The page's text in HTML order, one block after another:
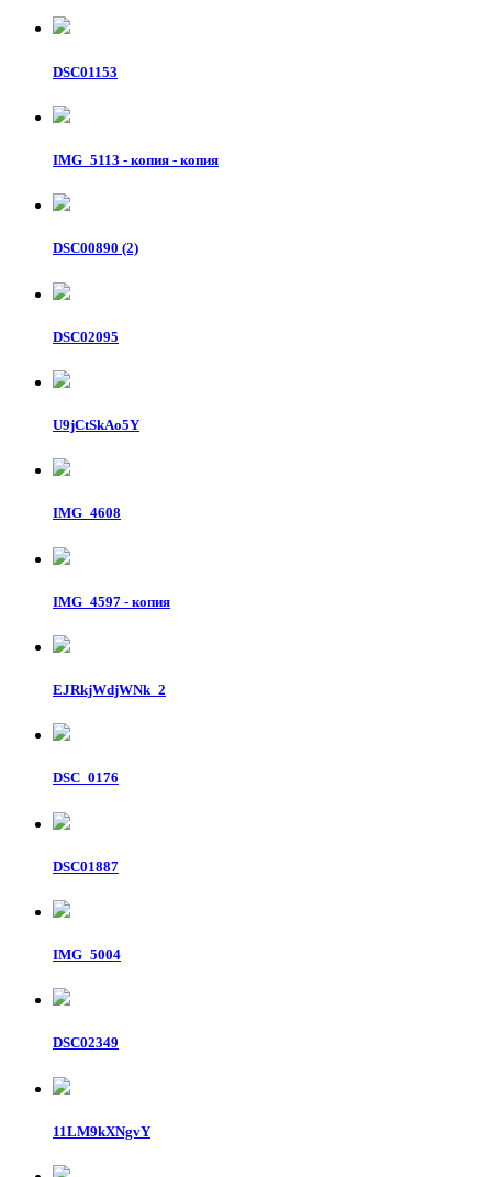
DSC01153
IMG_5113 - копия - копия
DSC00890 (2)
DSC02095
U9jCtSkAo5Y
IMG_4608
IMG_4597 - копия
EJRkjWdjWNk_2
DSC_0176
DSC01887
IMG_5004
DSC02349
11LM9kXNgvY